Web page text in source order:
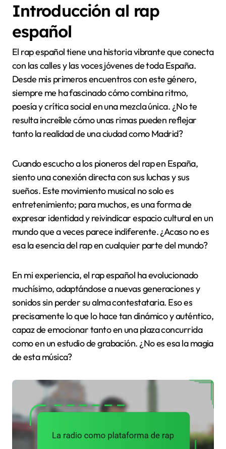
Introducción al rap
español
El rap español tiene una historia vibrante que conecta
con las calles y las voces jóvenes de toda España.
Desde mis primeros encuentros con este género,
siempre me ha fascinado cómo combina ritmo,
poesía y crítica social en una mezcla única. ¿No te
resulta increíble cómo unas rimas pueden reflejar
tanto la realidad de una ciudad como Madrid?
Cuando escucho a los pioneros del rap en España,
siento una conexión directa con sus luchas y sus
sueños. Este movimiento musical no solo es
entretenimiento; para muchos, es una forma de
expresar identidad y reivindicar espacio cultural en un
mundo que a veces parece indiferente. ¿Acaso no es
esa la esencia del rap en cualquier parte del mundo?
En mi experiencia, el rap español ha evolucionado
muchísimo, adaptándose a nuevas generaciones y
sonidos sin perder su alma contestataria. Eso es
precisamente lo que lo hace tan dinámico y auténtico,
capaz de emocionar tanto en una plaza concurrida
como en un estudio de grabación. ¿No es esa la magia
de esta música?